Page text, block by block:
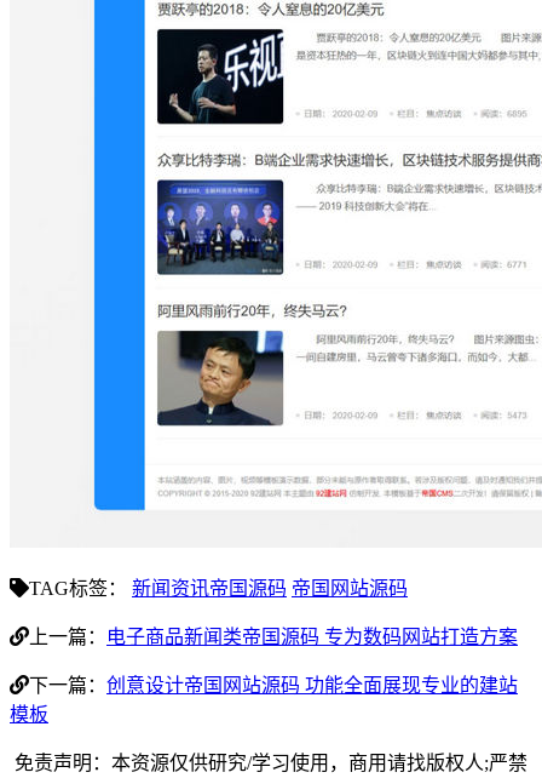
TAG标签： 新闻资讯帝国源码 帝国网站源码
上一篇： 电子商品新闻类帝国源码 专为数码网站打造方案
下一篇： 创意设计帝国网站源码 功能全面展现专业的建站
模板
免责声明：本资源仅供研究/学习使用，商用请找版权人;严禁